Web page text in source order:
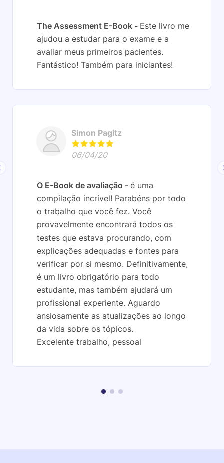
The Assessment E-Book
Este livro me
ajudou a estudar para o exame e a
avaliar meus primeiros pacientes.
Fantástico! Também para iniciantes!
Simon Pagitz
06/04/20
O E-Book de avaliação
é uma
compilação incrível! Parabéns por todo
o trabalho que você fez. Você
provavelmente encontrará todos os
testes que estava procurando, com
explicações adequadas e fontes para
verificar por si mesmo. Definitivamente,
é um livro obrigatório para todo
estudante, mas também ajudará um
profissional experiente. Aguardo
ansiosamente as atualizações ao longo
da vida sobre os tópicos.
Excelente trabalho, pessoal